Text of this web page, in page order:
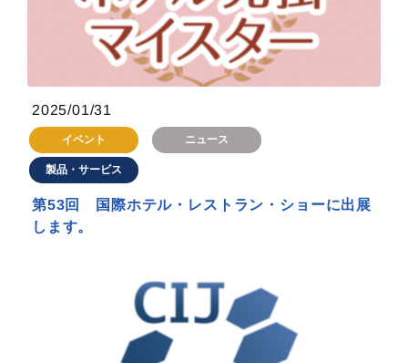
第53回 国際ホテル・レストラン・ショーに出展
します。
2025/01/31
イベント ニュース
製品・サービス